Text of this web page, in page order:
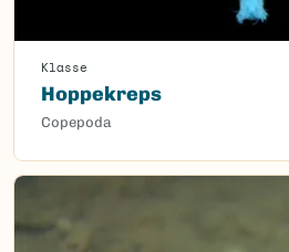
Klasse
Hoppekreps
Copepoda